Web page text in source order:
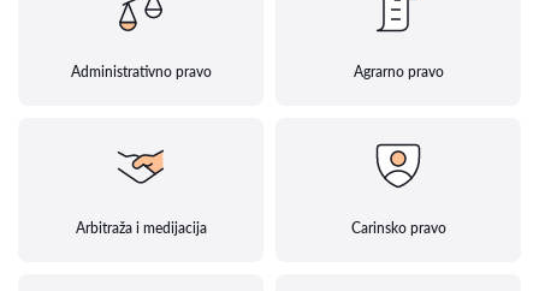
Administrativno pravo Agrarno pravo
Arbitraža i medijacija Carinsko pravo